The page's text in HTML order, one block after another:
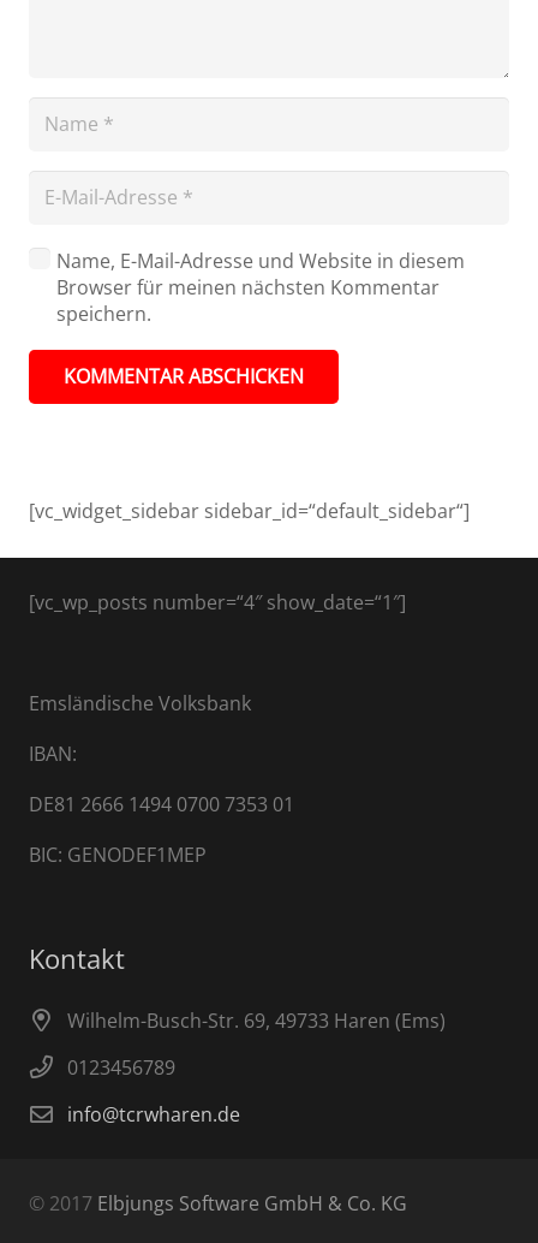
Name, E-Mail-Adresse und Website in diesem
Browser für meinen nächsten Kommentar
speichern.
KOMMENTAR ABSCHICKEN
[vc_widget_sidebar sidebar_id=“default_sidebar“]
[vc_wp_posts number=“4″ show_date=“1″]
Emsländische Volksbank
IBAN:
DE81 2666 1494 0700 7353 01
BIC: GENODEF1MEP
Kontakt
Wilhelm-Busch-Str. 69, 49733 Haren (Ems)
0123456789
info@tcrwharen.de
© 2017 Elbjungs Software GmbH & Co. KG